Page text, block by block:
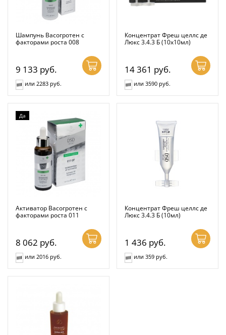
Шампунь Васогротен с
факторами роста 008
9 133 руб.
или 2283 руб.
Концентрат Фреш целлс де
Люкс 3.4.3 Б (10x10мл)
14 361 руб.
или 3590 руб.
Да
Активатор Васогротен с
факторами роста 011
8 062 руб.
или 2016 руб.
Концентрат Фреш целлс де
Люкс 3.4.3 Б (10мл)
1 436 руб.
или 359 руб.